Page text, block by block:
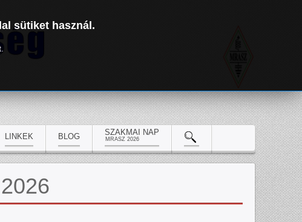
LINKEK BLOG SZAKMAI NAP
MRASZ 2026
sütiket használ.